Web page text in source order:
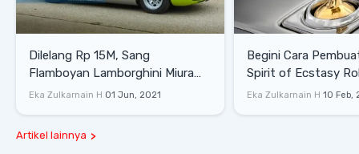
Dilelang Rp 15M, Sang
Flamboyan Lamborghini Miura
P400 S
Eka Zulkarnain H 01 Jun, 2021
Begini Cara
Spirit of Ecstasy
Eka Zulkarnain H 10 Feb,
Artikel lainnya